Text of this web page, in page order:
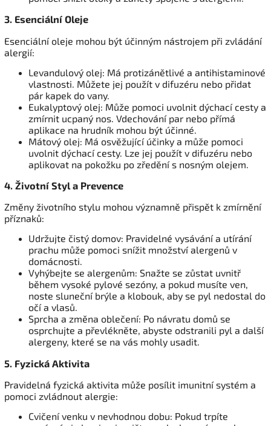
3. Esenciální Oleje
Esenciální oleje mohou být účinným nástrojem při zvládání
alergií:
Levandulový olej: Má protizánětlivé a antihistaminové
vlastnosti. Můžete jej použít v difuzéru nebo přidat
pár kapek do vany.
Eukalyptový olej: Může pomoci uvolnit dýchací cesty a
zmírnit ucpaný nos. Vdechování par nebo přímá
aplikace na hrudník mohou být účinné.
Mátový olej: Má osvěžující účinky a může pomoci
uvolnit dýchací cesty. Lze jej použít v difuzéru nebo
aplikovat na pokožku po zředění s nosným olejem.
4. Životní Styl a Prevence
Změny životního stylu mohou významně přispět k zmírnění
příznaků:
Udržujte čistý domov: Pravidelné vysávání a utírání
prachu může pomoci snížit množství alergenů v
domácnosti.
Vyhýbejte se alergenům: Snažte se zůstat uvnitř
během vysoké pylové sezóny, a pokud musíte ven,
noste sluneční brýle a klobouk, aby se pyl nedostal do
očí a vlasů.
Sprcha a změna oblečení: Po návratu domů se
osprchujte a převlékněte, abyste odstranili pyl a další
alergeny, které se na vás mohly usadit.
5. Fyzická Aktivita
Pravidelná fyzická aktivita může posílit imunitní systém a
pomoci zvládnout alergie:
Cvičení venku v nevhodnou dobu: Pokud trpíte